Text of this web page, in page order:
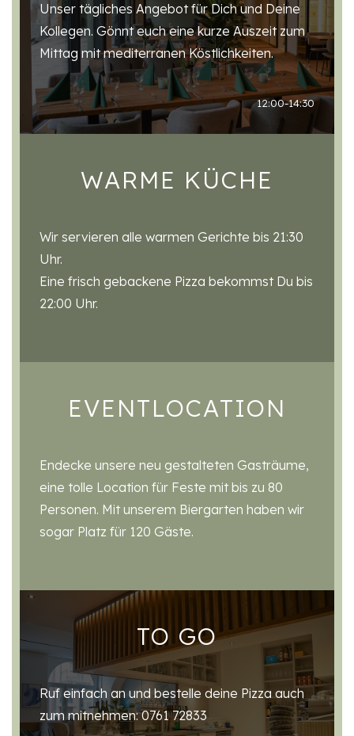
Unser tägliches Angebot für Dich und Deine
Kollegen. Gönnt euch eine kurze Auszeit zum
Mittag mit mediterranen Köstlichkeiten.
12:00-14:30
WARME KÜCHE
Wir servieren alle warmen Gerichte bis 21:30
Uhr.
Eine frisch gebackene Pizza bekommst Du bis
22:00 Uhr.
EVENTLOCATION
Endecke unsere neu gestalteten Gasträume,
eine tolle Location für Feste mit bis zu 80
Personen. Mit unserem Biergarten haben wir
sogar Platz für 120 Gäste.
TO GO
Ruf einfach an und bestelle deine Pizza auch
zum mitnehmen: 0761 72833